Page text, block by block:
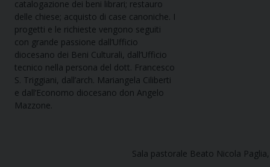
catalogazione dei beni librari; restauro
delle chiese; acquisto di case canoniche. I
progetti e le richieste vengono seguiti
con grande passione dall’Ufficio
diocesano dei Beni Culturali, dall’Ufficio
tecnico nella persona del dott. Francesco
S. Triggiani, dall’arch. Mariangela Ciliberti
e dall’Economo diocesano don Angelo
Mazzone.
Sala pastorale Beato Nicola